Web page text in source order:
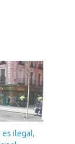
es ilegal,